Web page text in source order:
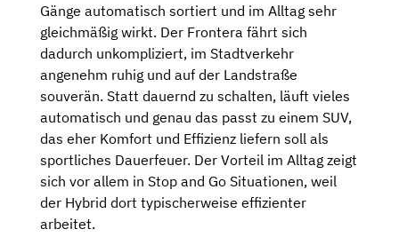
Gänge automatisch sortiert und im Alltag sehr
gleichmäßig wirkt. Der Frontera fährt sich
dadurch unkompliziert, im Stadtverkehr
angenehm ruhig und auf der Landstraße
souverän. Statt dauernd zu schalten, läuft vieles
automatisch und genau das passt zu einem SUV,
das eher Komfort und Effizienz liefern soll als
sportliches Dauerfeuer. Der Vorteil im Alltag zeigt
sich vor allem in Stop and Go Situationen, weil
der Hybrid dort typischerweise effizienter
arbeitet.